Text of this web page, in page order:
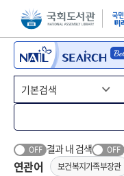
본문 바로가기주메뉴 바로가기
OFF 결과 내 검색 OFF
연관어 보건복지가족부장관